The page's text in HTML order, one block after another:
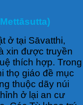
ở tại Sāvatthi,
xin được truyền
thích hợp. Trong
thọ giáo đề mục
thuộc dãy núi
ở lại an cư